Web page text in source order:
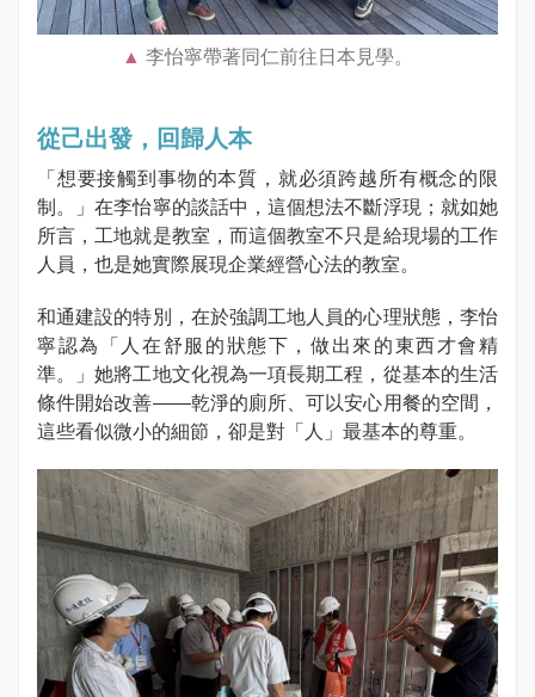
李怡寧帶著同仁前往日本見學。
從己出發，回歸人本
「想要接觸到事物的本質，就必須跨越所有概念的限
制。」在李怡寧的談話中，這個想法不斷浮現；就如她
所言，工地就是教室，而這個教室不只是給現場的工作
人員，也是她實際展現企業經營心法的教室。
和通建設的特別，在於強調工地人員的心理狀態，李怡
寧認為「人在舒服的狀態下，做出來的東西才會精
準。」她將工地文化視為一項長期工程，從基本的生活
條件開始改善——乾淨的廁所、可以安心用餐的空間，
這些看似微小的細節，卻是對「人」最基本的尊重。